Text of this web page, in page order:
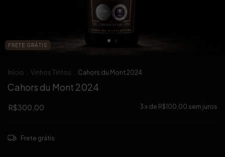
FRETE GRÁTIS
Início . Vinhos Tintos . Cahors du Mont 2024
Cahors du Mont 2024
R$300,00 3 x de R$100,00 sem juros
Frete grátis